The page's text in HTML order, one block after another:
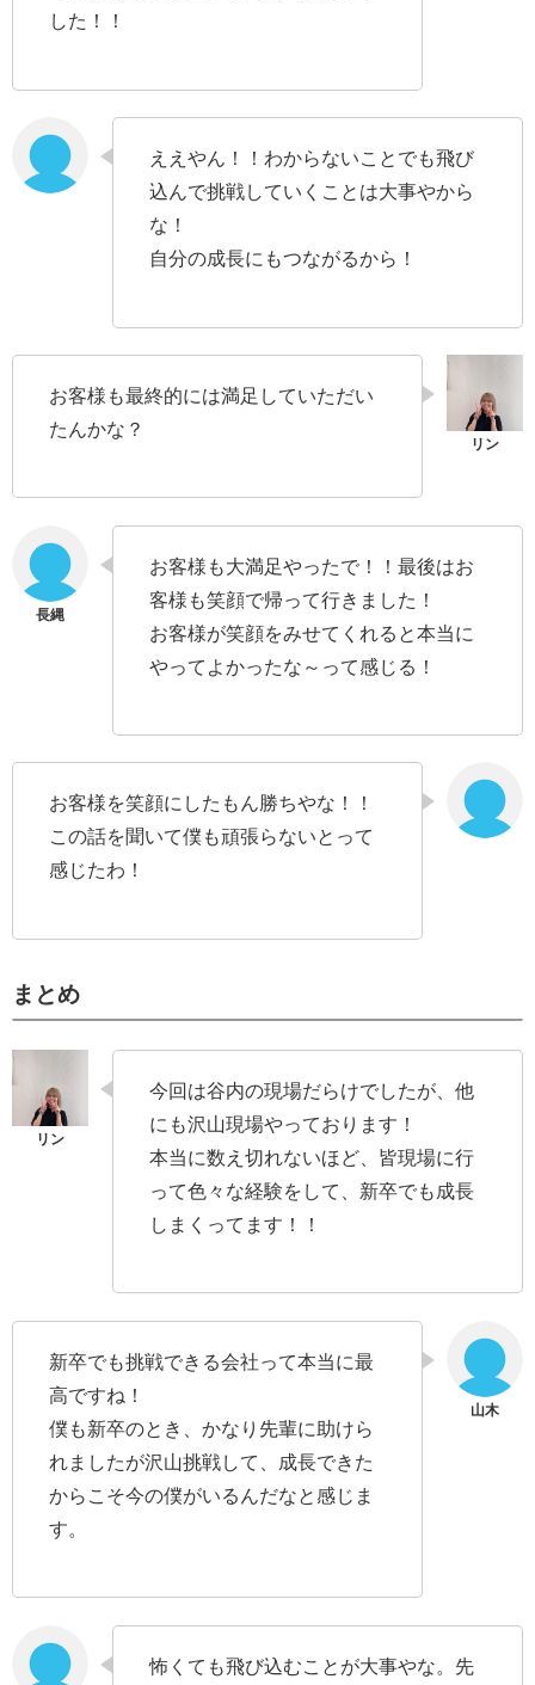
した！！
ええやん！！わからないことでも飛び
込んで挑戦していくことは大事やから
な！
自分の成長にもつながるから！
お客様も最終的には満足していただい
たんかな？
お客様も大満足やったで！！最後はお
客様も笑顔で帰って行きました！
お客様が笑顔をみせてくれると本当に
やってよかったな～って感じる！
お客様を笑顔にしたもん勝ちやな！！
この話を聞いて僕も頑張らないとって
感じたわ！
まとめ
今回は谷内の現場だらけでしたが、他
にも沢山現場やっております！
本当に数え切れないほど、皆現場に行
って色々な経験をして、新卒でも成長
しまくってます！！
新卒でも挑戦できる会社って本当に最
高ですね！
僕も新卒のとき、かなり先輩に助けら
れましたが沢山挑戦して、成長できた
からこそ今の僕がいるんだなと感じま
す。
怖くても飛び込むことが大事やな。先